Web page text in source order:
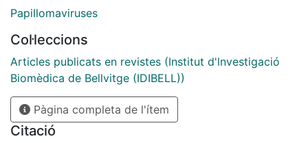
Papillomaviruses
Col·leccions
Articles publicats en revistes (Institut d'lnvestigació
Biomèdica de Bellvitge (IDIBELL))
Pàgina completa de l'ítem
Citació